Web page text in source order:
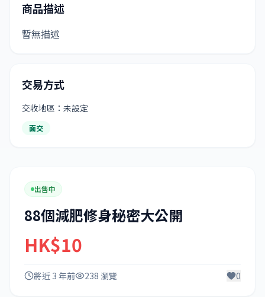
商品描述
暫無描述
交易方式
交收地區：未設定
面交
出售中
88個減肥修身秘密大公開
HK$10
將近 3 年前 238 瀏覽 0